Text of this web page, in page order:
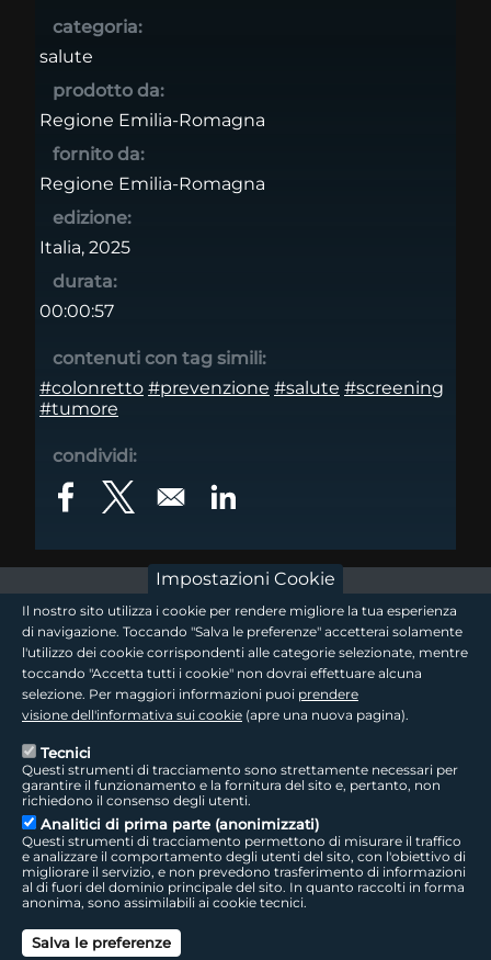
categoria:
salute
prodotto da:
Regione Emilia-Romagna
fornito da:
Regione Emilia-Romagna
edizione:
Italia, 2025
durata:
00:00:57
contenuti con tag simili:
#colonretto #prevenzione #salute #screening
#tumore
condividi:
Opens in a new window
Opens in a new windowOpens in a new window
footer - sezione logo 1
footer - sezione logo2
footer - sezione colophon
Sede Legale: Via della Liberazione, 15 - 40128 Bologna BO
footer - sezione link utili
Seguici sui social
LepidaTV | Accessibilità | Cookie | Privacy | Social Media Policy
Impostazioni Cookie
Il nostro sito utilizza i cookie per rendere migliore la tua esperienza
di navigazione. Toccando "Salva le preferenze" accetterai solamente
l'utilizzo dei cookie corrispondenti alle categorie selezionate, mentre
toccando "Accetta tutti i cookie" non dovrai effettuare alcuna
selezione. Per maggiori informazioni puoi prendere
visione dell'informativa sui cookie (apre una nuova pagina).
Tecnici
Questi strumenti di tracciamento sono strettamente necessari per
garantire il funzionamento e la fornitura del sito e, pertanto, non
richiedono il consenso degli utenti.
Analitici di prima parte (anonimizzati)
Questi strumenti di tracciamento permettono di misurare il traffico
e analizzare il comportamento degli utenti del sito, con l'obiettivo di
migliorare il servizio, e non prevedono trasferimento di informazioni
al di fuori del dominio principale del sito. In quanto raccolti in forma
anonima, sono assimilabili ai cookie tecnici.
Salva le preferenze